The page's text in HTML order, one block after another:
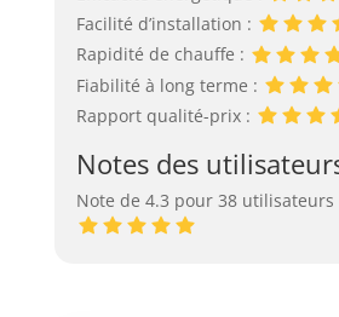
Facilité d’installation :
Rapidité de chauffe :
Fiabilité à long terme :
Rapport qualité-prix :
Notes des
Note de 4.3 pour 38 utilisateurs